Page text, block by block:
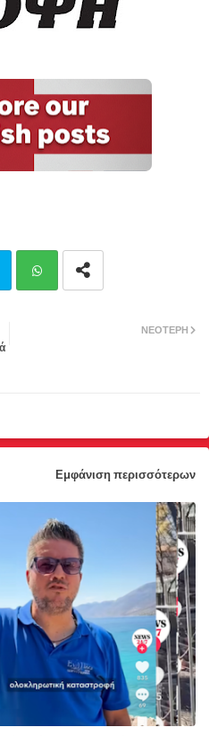
ΝΕΌΤΕΡΗ
Εμφάνιση περισσότερων